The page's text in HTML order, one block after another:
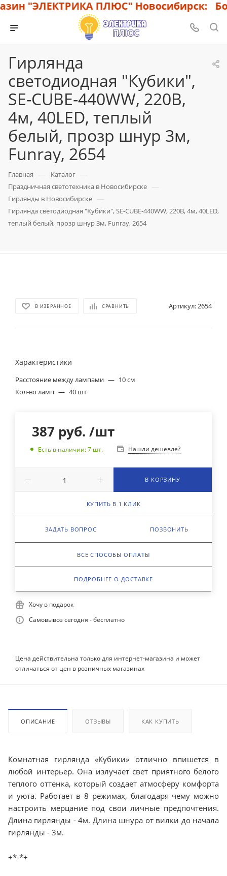
"ЭЛЕКТРИКА ПЛЮС" Новосибирск:
Гирлянда
светодиодная "Кубики",
SE-CUBE-440WW, 220В,
4м, 40LED, теплый
белый, прозр шнур 3м,
Funray, 2654
Главная — Каталог —
Праздничная светотехника в Новосибирске —
Гирлянды в Новосибирске —
Гирлянда светодиодная "Кубики", SE-CUBE-440WW, 220В, 4м, 40LED,
теплый белый, прозр шнур 3м, Funray, 2654
В ИЗБРАННОЕ СРАВНИТЬ Артикул:2654
Характеристики
Расстояние между лампами — 10 см
Кол-во ламп — 40 шт
387 руб. /шт
Есть в наличии: 7 шт. Нашли дешевле?
В КОРЗИНУ
КУПИТЬ В 1 КЛИК
ЗАДАТЬ ВОПРОС ПОЗВОНИТЬ
ВСЕ СПОСОБЫ ОПЛАТЫ
ПОДРОБНЕЕ О ДОСТАВКЕ
Хочу в подарок
Самовывоз сегодня - бесплатно
Цена действительна только для интернет-магазина и может
отличаться от цен в розничных магазинах
ОПИСАНИЕ ОТЗЫВЫ КАК КУПИТЬ
Комнатная гирлянда «Кубики» отлично впишется в
любой интерьер. Она излучает свет приятного белого
теплого оттенка, который создает атмосферу комфорта
и уюта. Работает в 8 режимах, благодаря чему можно
настроить мерцание под свои личные предпочтения.
Длина гирлянды - 4м. Длина шнура от вилки до начала
гирлянды - 3м.
+*-*+